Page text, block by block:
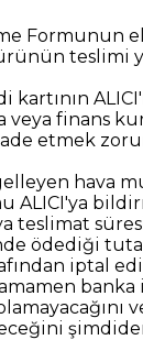
Formunun
ürünün
veya finans
etmek
hava
ALICI'ya
teslimat
ödediği
iptal